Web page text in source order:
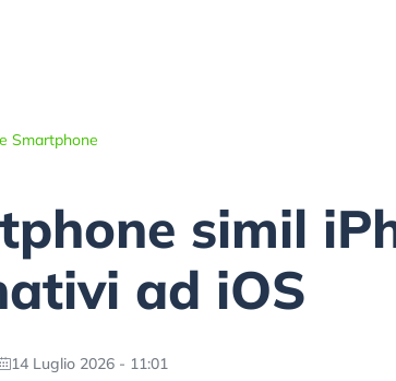
Smartphone
simil
ad iOS
14 Luglio 2026 - 11:01